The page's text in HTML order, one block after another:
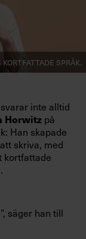
kortfattade språk.
inte alltid
Horwitz på
Han skapade
skriva, med
kortfattade
säger han till